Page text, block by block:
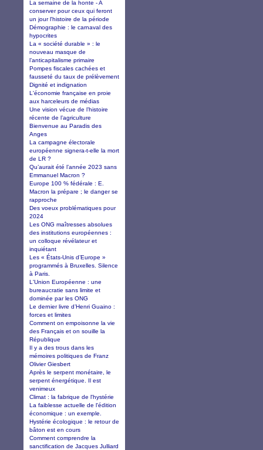
La semaine de la honte - A
conserver pour ceux qui feront
un jour l'histoire de la période
Démographie : le carnaval des
hypocrites
La « société durable » : le
nouveau masque de
l’anticapitalisme primaire
Pompes fiscales cachées et
fausseté du taux de prélèvement
Dignité et indignation
L'économie française en proie
aux harceleurs de médias
Une vision vécue de l’histoire
récente de l’agriculture
Bienvenue au Paradis des
Anges
La campagne électorale
européenne signera-t-elle la mort
de LR ?
Qu’aurait été l’année 2023 sans
Emmanuel Macron ?
Europe 100 % fédérale : E.
Macron la prépare ; le danger se
rapproche
Des voeux problématiques pour
2024
Les ONG maîtresses absolues
des institutions européennes :
un colloque révélateur et
inquiétant
Les « États-Unis d’Europe »
programmés à Bruxelles. Silence
à Paris.
L'Union Européenne : une
bureaucratie sans limite et
dominée par les ONG
Le dernier livre d’Henri Guaino :
forces et limites
Comment on empoisonne la vie
des Français et on souille la
République
Il y a des trous dans les
mémoires politiques de Franz
Olivier Giesbert
Après le serpent monétaire, le
serpent énergétique. Il est
venimeux
Climat : la fabrique de l'hystérie
La faiblesse actuelle de l'édition
économique : un exemple.
Hystérie écologique : le retour de
bâton est en cours
Comment comprendre la
sanctification de Jacques Julliard